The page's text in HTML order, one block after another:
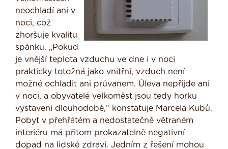
neochladí ani v
noci, což
zhoršuje kvalitu
spánku. „Pokud
je vnější teplota vzduchu ve dne i v noci
prakticky totožná jako vnitřní, vzduch není
možné ochladit ani průvanem. Úleva nepřijde ani
v noci, a obyvatelé velkoměst jsou tedy horku
vystaveni dlouhodobě,“ konstatuje Marcela Kubů.
Pobyt v přehřátém a nedostatečně větraném
interiéru má přitom prokazatelně negativní
dopad na lidské zdraví. Jedním z řešení mohou